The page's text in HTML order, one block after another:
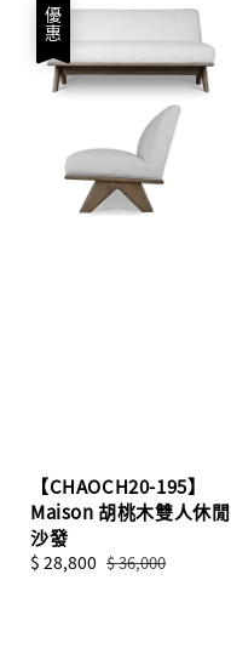
優惠
【CHAOCH20-195】
Maison 胡桃木雙人休閒
沙發
Sale
$ 28,800 Regular
$ 36,000